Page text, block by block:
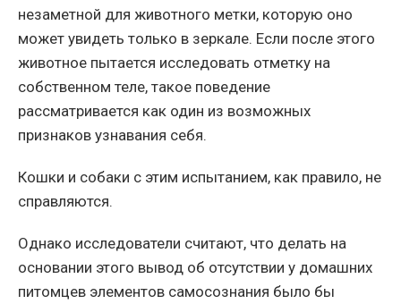
незаметной для животного метки, которую оно
может увидеть только в зеркале. Если после этого
животное пытается исследовать отметку на
собственном теле, такое поведение
рассматривается как один из возможных
признаков узнавания себя.
Кошки и собаки с этим испытанием, как правило, не
справляются.
Однако исследователи считают, что делать на
основании этого вывод об отсутствии у домашних
питомцев элементов самосознания было бы